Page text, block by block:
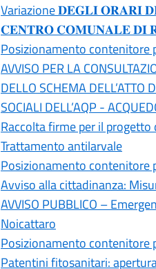
Variazione 𝐃𝐄𝐆𝐋𝐈
𝐂𝐄𝐍𝐓𝐑𝐎 𝐂𝐎𝐌𝐔𝐍𝐀𝐋𝐄 𝐃𝐈
Posizionamento contenitore
AVVISO PER LA
DELLO SCHEMA DELL’ATTO
SOCIALI DELL’AQP -
Raccolta firme per il progetto
Trattamento antilarvale
Posizionamento contenitore
Avviso alla cittadinanza:
AVVISO PUBBLICO –
Noicattaro
Posizionamento contenitore
Patentini fitosanitari: